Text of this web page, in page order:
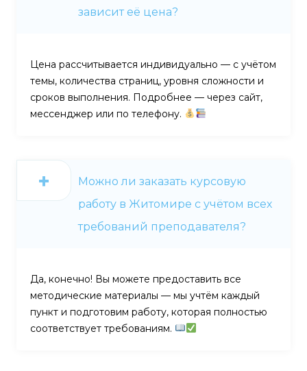
зависит её цена?
Цена рассчитывается индивидуально — с учётом
темы, количества страниц, уровня сложности и
сроков выполнения. Подробнее — через сайт,
мессенджер или по телефону.
Можно ли заказать курсовую
работу в Житомире с учётом всех
требований преподавателя?
Да, конечно! Вы можете предоставить все
методические материалы — мы учтём каждый
пункт и подготовим работу, которая полностью
соответствует требованиям.